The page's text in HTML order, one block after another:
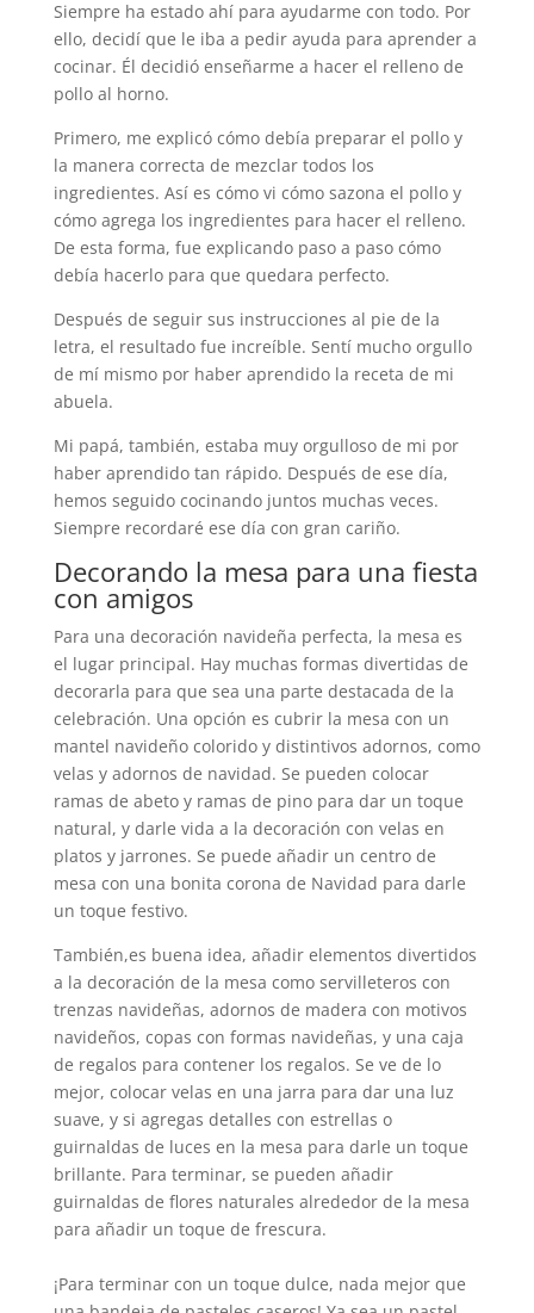
Siempre ha estado ahí para ayudarme con todo. Por
ello, decidí que le iba a pedir ayuda para aprender a
cocinar. Él decidió enseñarme a hacer el relleno de
pollo al horno.
Primero, me explicó cómo debía preparar el pollo y
la manera correcta de mezclar todos los
ingredientes. Así es cómo vi cómo sazona el pollo y
cómo agrega los ingredientes para hacer el relleno.
De esta forma, fue explicando paso a paso cómo
debía hacerlo para que quedara perfecto.
Después de seguir sus instrucciones al pie de la
letra, el resultado fue increíble. Sentí mucho orgullo
de mí mismo por haber aprendido la receta de mi
abuela.
Mi papá, también, estaba muy orgulloso de mi por
haber aprendido tan rápido. Después de ese día,
hemos seguido cocinando juntos muchas veces.
Siempre recordaré ese día con gran cariño.
Decorando la mesa para una fiesta
con amigos
Para una decoración navideña perfecta, la mesa es
el lugar principal. Hay muchas formas divertidas de
decorarla para que sea una parte destacada de la
celebración. Una opción es cubrir la mesa con un
mantel navideño colorido y distintivos adornos, como
velas y adornos de navidad. Se pueden colocar
ramas de abeto y ramas de pino para dar un toque
natural, y darle vida a la decoración con velas en
platos y jarrones. Se puede añadir un centro de
mesa con una bonita corona de Navidad para darle
un toque festivo.
También,es buena idea, añadir elementos divertidos
a la decoración de la mesa como servilleteros con
trenzas navideñas, adornos de madera con motivos
navideños, copas con formas navideñas, y una caja
de regalos para contener los regalos. Se ve de lo
mejor, colocar velas en una jarra para dar una luz
suave, y si agregas detalles con estrellas o
guirnaldas de luces en la mesa para darle un toque
brillante. Para terminar, se pueden añadir
guirnaldas de flores naturales alrededor de la mesa
para añadir un toque de frescura.
¡Para terminar con un toque dulce, nada mejor que